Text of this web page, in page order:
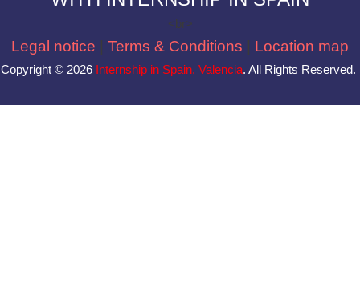
<br>
Legal notice Terms & Conditions Location map
Copyright © 2026 Internship in Spain, Valencia. All Rights Reserved.